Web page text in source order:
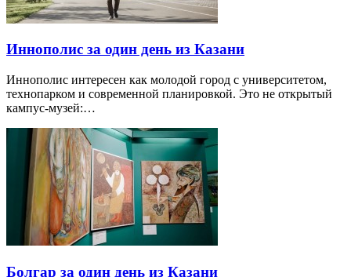
Иннополис за один день из Казани
Иннополис интересен как молодой город с университетом,
технопарком и современной планировкой. Это не открытый
кампус-музей:…
Болгар за один день из Казани